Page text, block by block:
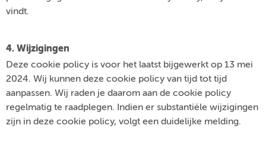
vindt.
4. Wijzigingen
Deze cookie policy is voor het laatst bijgewerkt op 13 mei
2024. Wij kunnen deze cookie policy van tijd tot tijd
aanpassen. Wij raden je daarom aan de cookie policy
regelmatig te raadplegen. Indien er substantiële wijzigingen
zijn in deze cookie policy, volgt een duidelijke melding.